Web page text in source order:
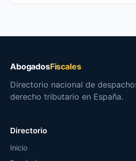
AbogadosFiscales
Directorio nacional de
derecho tributario en España.
Directorio
Inicio